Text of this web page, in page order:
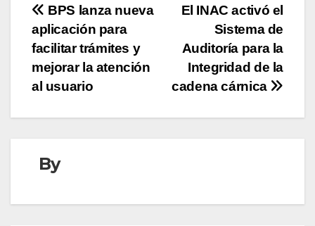
Navegación
de
entradas
El INAC activó el
Sistema de
Auditoría para la
Integridad de la
cadena cárnica
BPS lanza nueva
aplicación para
facilitar trámites y
mejorar la atención
al usuario
By